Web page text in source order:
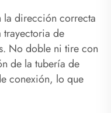
la dirección correcta
de
No doble ni tire con
de la tubería de
conexión, lo que